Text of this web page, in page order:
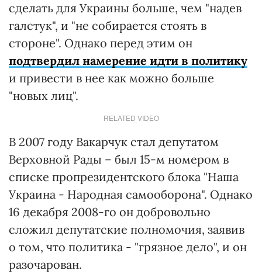
сделать для Украины больше, чем "надев
галстук", и "не собирается стоять в
стороне". Однако перед этим он
подтвердил намерение идти в политику
и привести в нее как можно больше
"новых лиц".
RELATED VIDEO
В 2007 году Вакарчук стал депутатом
Верховной Рады – был 15-м номером в
списке пропрезидентского блока "Наша
Украина - Народная самооборона". Однако
16 декабря 2008-го он добровольно
сложил депутатские полномочия, заявив
о том, что политика - "грязное дело", и он
разочарован.